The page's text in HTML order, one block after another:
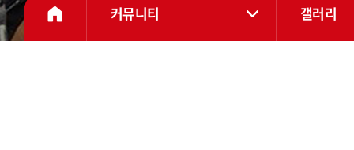
커뮤니티 갤러리